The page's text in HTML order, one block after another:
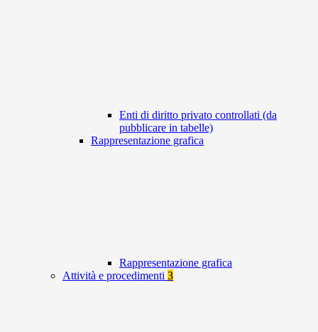
Enti di diritto privato controllati (da
pubblicare in tabelle)
Rappresentazione grafica
Rappresentazione grafica
Attività e procedimenti 3